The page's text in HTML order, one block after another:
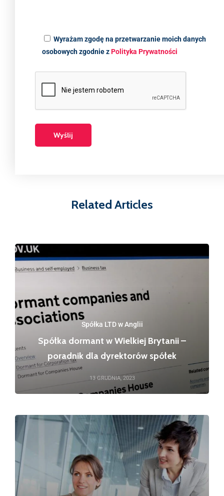
Wyrażam zgodę na przetwarzanie moich danych
osobowych zgodnie zPolityka Prywatności
Related Articles
Spółka LTD w Anglii
Spółka dormant w Wielkiej Brytanii –
poradnik dla dyrektorów spółek
13 GRUDNIA, 2023